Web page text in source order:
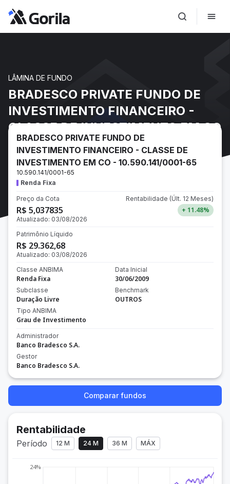
LÂMINA DE FUNDO
BRADESCO PRIVATE FUNDO DE
INVESTIMENTO FINANCEIRO -
CLASSE DE INVESTIMENTO EM CO
- 10.590.141/0001-65
BRADESCO PRIVATE FUNDO DE
INVESTIMENTO FINANCEIRO - CLASSE DE
INVESTIMENTO EM CO - 10.590.141/0001-65
10.590.141/0001-65
Renda Fixa
Preço da Cota
R$ 5,037835
Atualizado: 03/08/2026
Rentabilidade (Últ. 12 Meses)
+ 11.48%
Patrimônio Líquido
R$ 29.362,68
Atualizado: 03/08/2026
Classe ANBIMA
Renda Fixa
Subclasse
Duração Livre
Tipo ANBIMA
Grau de Investimento
Data Inicial
30/06/2009
Benchmark
OUTROS
Administrador
Banco Bradesco S.A.
Gestor
Banco Bradesco S.A.
Comparar fundos
Rentabilidade
Período 12 M 24 M 36 M MÁX
24%